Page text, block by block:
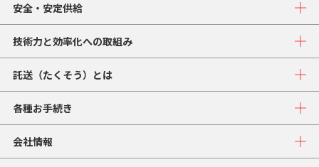
安全・安定供給
技術力と効率化への取組み
託送（たくそう）とは
各種お手続き
会社情報